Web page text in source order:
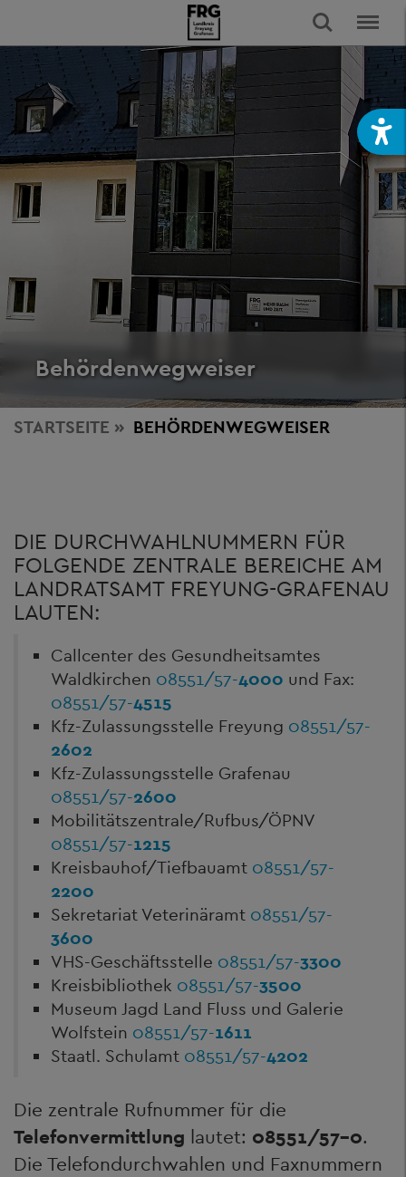
Behördenwegweiser
STARTSEITE BEHÖRDENWEGWEISER
DIE DURCHWAHLNUMMERN FÜR
FOLGENDE ZENTRALE BEREICHE AM
LANDRATSAMT FREYUNG-GRAFENAU
LAUTEN:
Callcenter des Gesundheitsamtes
Waldkirchen 08551/57-4000 und Fax:
08551/57-4515
Kfz-Zulassungsstelle Freyung 08551/57-
2602
Kfz-Zulassungsstelle Grafenau
08551/57-2600
Mobilitätszentrale/Rufbus/ÖPNV
08551/57-1215
Kreisbauhof/Tiefbauamt 08551/57-
2200
Sekretariat Veterinäramt 08551/57-
3600
VHS-Geschäftsstelle 08551/57-3300
Kreisbibliothek 08551/57-3500
Museum Jagd Land Fluss und Galerie
Wolfstein 08551/57-1611
Staatl. Schulamt 08551/57-4202
Die zentrale Rufnummer für die
Telefonvermittlung lautet: 08551/57-0.
Die Telefondurchwahlen und Faxnummern